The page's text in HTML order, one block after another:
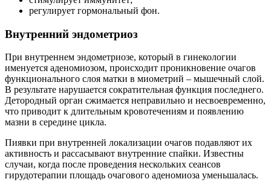
регулирует гормональный фон.
Внутренний эндометриоз
При внутреннем эндометриозе, который в гинекологии
именуется аденомиозом, происходит проникновение очагов
функционального слоя матки в миометрий – мышечный слой.
В результате нарушается сократительная функция последнего.
Детородный орган сжимается неправильно и несвоевременно,
что приводит к длительным кровотечениям и появлению
мазни в середине цикла.
Пиявки при внутренней локализации очагов подавляют их
активность и рассасывают внутренние спайки. Известны
случаи, когда после проведения нескольких сеансов
гирудотерапии площадь очагового аденомиоза уменьшалась.